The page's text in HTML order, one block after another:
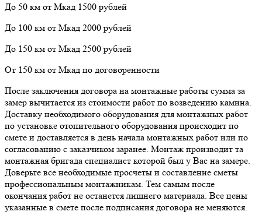
До 50 км от Мкад 1500 рублей
До 100 км от Мкад 2000 рублей
До 150 км от Мкад 2500 рублей
От 150 км от Мкад по договоренности
После заключения договора на монтажные работы сумма за
замер вычитается из стоимости работ по возведению камина.
Доставку необходимого оборудования для монтажных работ
по установке отопительного оборудования происходит по
смете и доставляется в день начала монтажных работ или по
согласованию с заказчиком заранее. Монтаж производит та
монтажная бригада специалист которой был у Вас на замере.
Доверьте все необходимые просчеты и составление сметы
профессиональным монтажникам. Тем самым после
окончания работ не останется лишнего материала. Все цены
указанные в смете после подписания договора не меняются.